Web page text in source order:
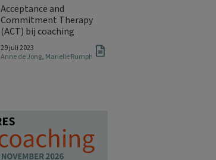
Acceptance and
Commitment Therapy
(ACT) bij coaching
29 juli 2023
Anne de Jong, Marielle Rumph